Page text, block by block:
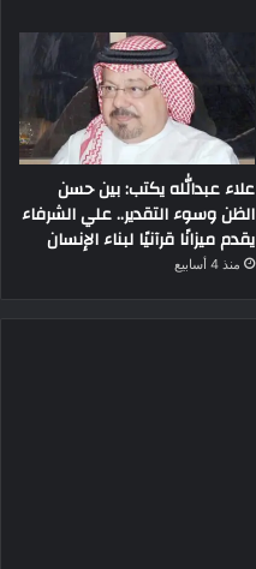
علاء عبدالله يكتب: بين حسن
الظن وسوء التقدير.. علي الشرفاء
يقدم ميزانًا قرآنيًا لبناء الإنسان
منذ 4 أسابيع